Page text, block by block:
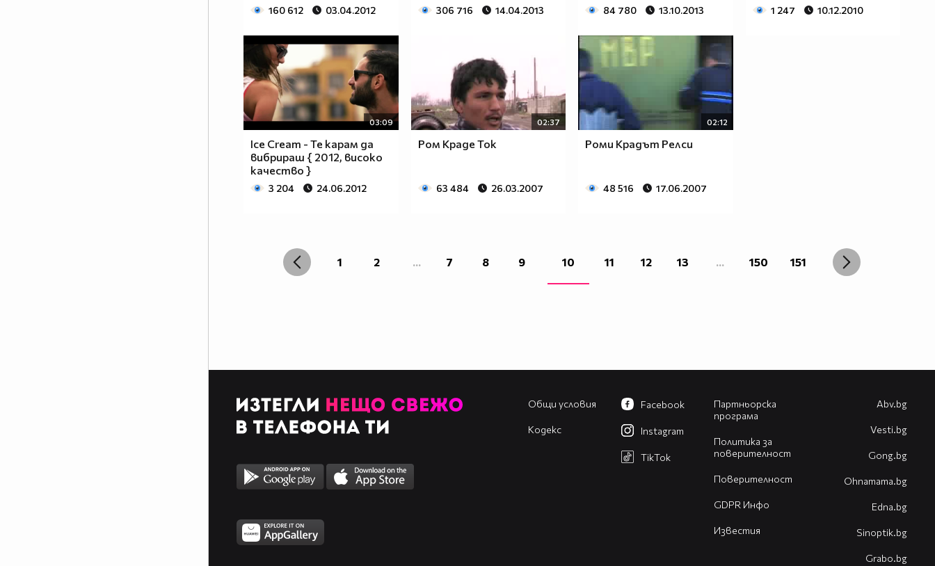
160 612 03.04.2012 306 716 14.04.2013 84 780 13.10.2013 1 247 10.12.2010
03:09
Ice Cream - Те карам да
вибрираш { 2012, високо
качество }
3 204 24.06.2012
02:37
Ром Краде Ток
63 484 26.03.2007
02:12
Роми Крадът Релси
48 516 17.06.2007
1 2 ... 7 8 9 10 11 12 13 ... 150 151
Общи условия
Кодекс
Партньорска
програма
Политика за
поверителност
Поверителност
GDPR Инфо
Известия
Facebook
Instagram
TikTok
Abv.bg
Vesti.bg
Gong.bg
Оhnamama.bg
Edna.bg
Sinoptik.bg
Grabo.bg